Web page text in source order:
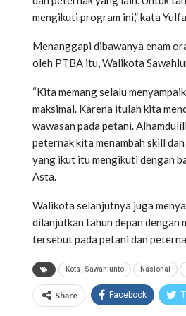
mengikuti program ini,” kata
Menanggapi dibawanya enam
oleh PTBA itu, Walikota
“Kita memang selalu
maksimal. Karena itulah kita
wawasan pada petani.
peternak kita menambah skill
yang ikut itu mengikuti dengan
Asta.
Walikota selanjutnya juga
dilanjutkan tahun depan dengan
tersebut pada petani dan
Kota_Sawahlunto Nasional
Share Facebook